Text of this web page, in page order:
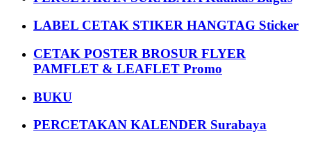
LABEL CETAK STIKER HANGTAG Sticker
CETAK POSTER BROSUR FLYER
PAMFLET & LEAFLET Promo
BUKU
PERCETAKAN KALENDER Surabaya